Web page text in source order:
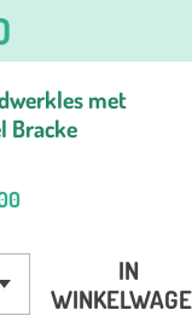
met
Bracke
IN